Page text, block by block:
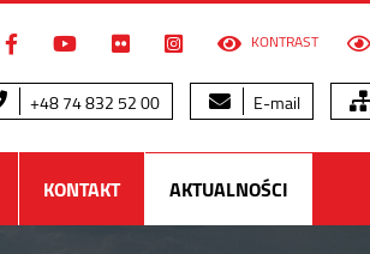
KONTRAST
+48 74 832 52 00 E-mail
KONTAKT AKTUALNOŚCI